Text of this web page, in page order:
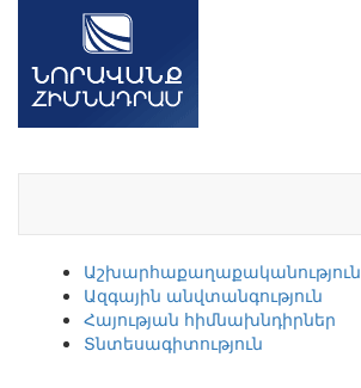
Աշխարհաքաղաքականություն
Ազգային անվտանգություն
Հայության հիմնախնդիրներ
Տնտեսագիտություն